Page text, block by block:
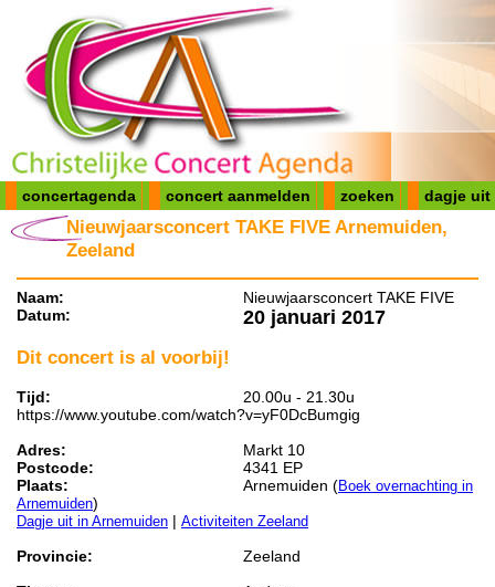
concertagenda concert aanmelden zoeken dagje uit
Nieuwjaarsconcert TAKE FIVE Arnemuiden,
Zeeland
Naam:
Nieuwjaarsconcert TAKE FIVE
Datum:
20 januari 2017
Dit concert is al voorbij!
Tijd:
20.00u - 21.30u
https://www.youtube.com/watch?v=yF0DcBumgig
Adres:
Markt 10
Postcode:
4341 EP
Plaats:
Arnemuiden (Boek overnachting in
Arnemuiden)
Dagje uit in Arnemuiden | Activiteiten Zeeland
Provincie:
Zeeland